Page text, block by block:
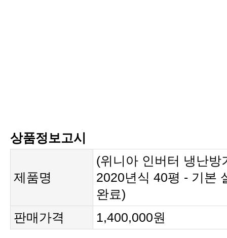
상품정보고시
제품명
완료)
판매가격
1,400,000원